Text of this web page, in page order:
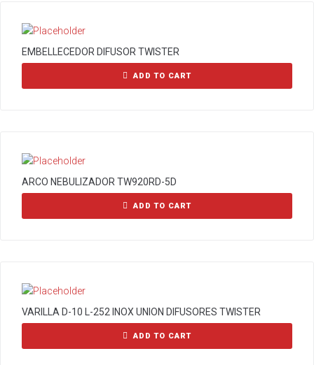
EMBELLECEDOR DIFUSOR TWISTER
ADD TO CART
ARCO NEBULIZADOR TW920RD-5D
ADD TO CART
VARILLA D-10 L-252 INOX UNION DIFUSORES TWISTER
ADD TO CART